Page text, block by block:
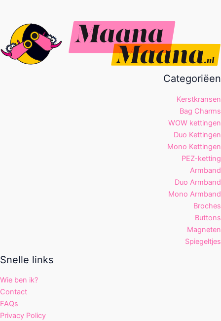
Categoriëen
Kerstkransen
Bag Charms
WOW kettingen
Duo Kettingen
Mono Kettingen
PEZ-ketting
Armband
Duo Armband
Mono Armband
Broches
Buttons
Magneten
Spiegeltjes
Snelle links
Wie ben ik?
Contact
FAQs
Privacy Policy